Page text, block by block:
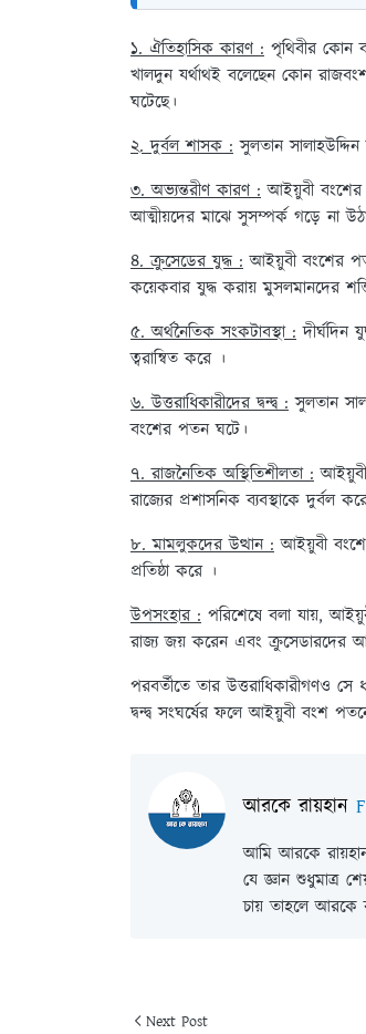
১. ঐতিহাসিক কারণ : পৃথিবীর কোন
খালদুন যর্থাথই বলেছেন কোন
ঘটেছে।
২. দুর্বল শাসক : সুলতান
৩. অভ্যন্তরীণ কারণ : আইয়ুবী বংশের
আত্মীয়দের মাঝে সুসম্পর্ক গড়ে না
৪. ক্রুসেডের যুদ্ধ : আইয়ুবী বংশের
কয়েকবার যুদ্ধ করায় মুসলমানদের
৫. অর্থনৈতিক সংকটাবস্থা : দীর্ঘদিন
ত্বরান্বিত করে ।
৬. উত্তরাধিকারীদের দ্বন্দ্ব : সুলতান
বংশের পতন ঘটে।
৭. রাজনৈতিক অস্থিতিশীলতা :
রাজ্যের প্রশাসনিক ব্যবস্থাকে দুর্বল
৮. মামলুকদের উত্থান : আইয়ুবী
প্রতিষ্ঠা করে ।
উপসংহার : পরিশেষে বলা যায়,
রাজ্য জয় করেন এবং ক্রুসেডারদের
পরবর্তীতে তার উত্তরাধিকারীগণও
দ্বন্দ্ব সংঘর্ষের ফলে আইয়ুবী বংশ
আরকে রায়হান
আমি আরকে
যে জ্ঞান শুধুমাত্র
চায় তাহলে আরকে
Next Post